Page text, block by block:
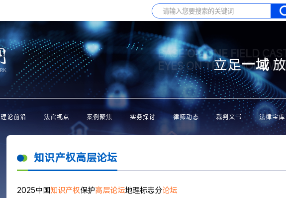
BASE ON ONE FIELD
EYES ON THE WHOLE
立足一域
理论前沿 法官视点 案例聚焦 实务探讨 律师动态 裁判文书 法律宝库
知识产权高层论坛
2025中国知识产权保护高层论坛地理标志分论坛